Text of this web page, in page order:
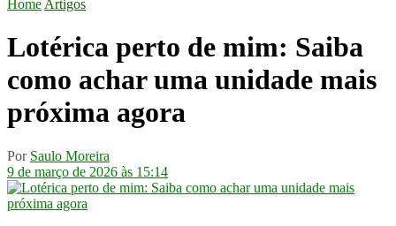
Home Artigos
Lotérica perto de mim: Saiba
como achar uma unidade mais
próxima agora
Por Saulo Moreira
9 de março de 2026 às 15:14